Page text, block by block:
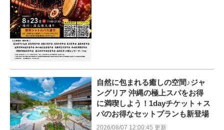
自然に包まれる癒しの空間♪ジャ
ングリア 沖縄の極上スパをお得
に満喫しよう！1dayチケット＋ス
パのお得なセットプランも新登場
2026/08/07 12:00:45 更新